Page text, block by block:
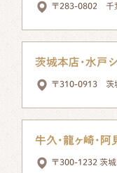
〒283-0802 千
茨城本店・水戸
〒310-0913 茨
牛久・龍ヶ崎・阿
〒300-1232 茨